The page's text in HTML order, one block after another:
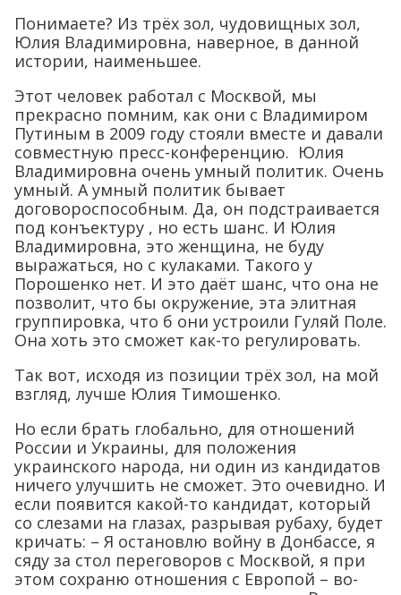
Понимаете? Из трёх зол, чудовищных зол,
Юлия Владимировна, наверное, в данной
истории, наименьшее.
Этот человек работал с Москвой, мы
прекрасно помним, как они с Владимиром
Путиным в 2009 году стояли вместе и давали
совместную пресс-конференцию. Юлия
Владимировна очень умный политик. Очень
умный. А умный политик бывает
договороспособным. Да, он подстраивается
под конъектуру , но есть шанс. И Юлия
Владимировна, это женщина, не буду
выражаться, но с кулаками. Такого у
Порошенко нет. И это даёт шанс, что она не
позволит, что бы окружение, эта элитная
группировка, что б они устроили Гуляй Поле.
Она хоть это сможет как-то регулировать.
Так вот, исходя из позиции трёх зол, на мой
взгляд, лучше Юлия Тимошенко.
Но если брать глобально, для отношений
России и Украины, для положения
украинского народа, ни один из кандидатов
ничего улучшить не сможет. Это очевидно. И
если появится какой-то кандидат, который
со слезами на глазах, разрывая рубаху, будет
кричать: – Я остановлю войну в Донбассе, я
сяду за стол переговоров с Москвой, я при
этом сохраню отношения с Европой – во-